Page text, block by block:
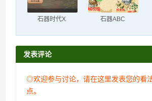
石器时代X 石器ABC
发表评论
◎欢迎参与讨论，请在这里发表您的看
点。